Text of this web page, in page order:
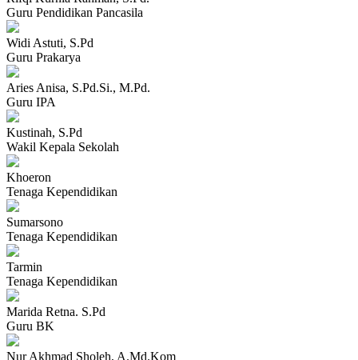
Guru Pendidikan Pancasila
Widi Astuti, S.Pd
Guru Prakarya
Aries Anisa, S.Pd.Si., M.Pd.
Guru IPA
Kustinah, S.Pd
Wakil Kepala Sekolah
Khoeron
Tenaga Kependidikan
Sumarsono
Tenaga Kependidikan
Tarmin
Tenaga Kependidikan
Marida Retna. S.Pd
Guru BK
Nur Akhmad Sholeh, A.Md.Kom